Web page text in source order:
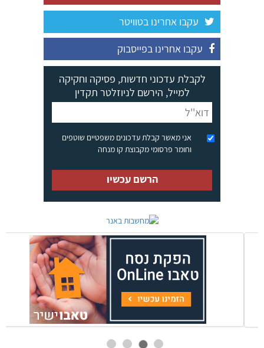
עקבו אחרינו בטוויטר
עקבו אחרינו בפייסבוק
לקבלת עדכוני חדשות, פסיקה וחקיקה
למייל, הירשם לניוזלטר תקדין
אני מאשר קבלת עדכונים משפטיים שוטפים
וחומר פרסומי מקבוצת קו מנחה
הרשם עכשיו